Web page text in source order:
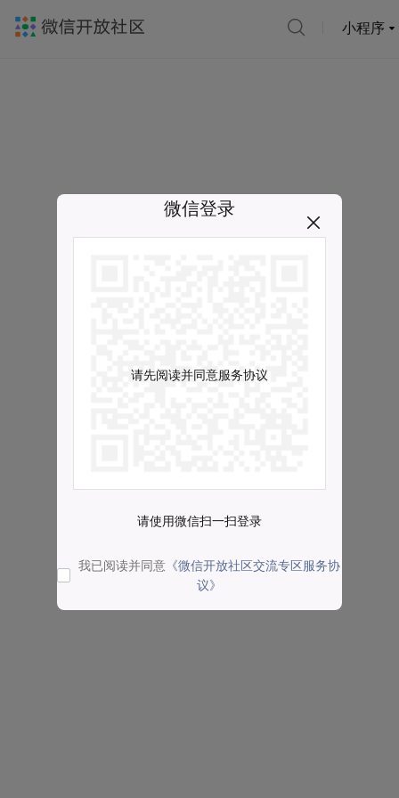
小程序
微信登录
请先阅读并同意服务协议
请使用微信扫一扫登录
我已阅读并同意 《微信开放社区交流专区服务协
议》